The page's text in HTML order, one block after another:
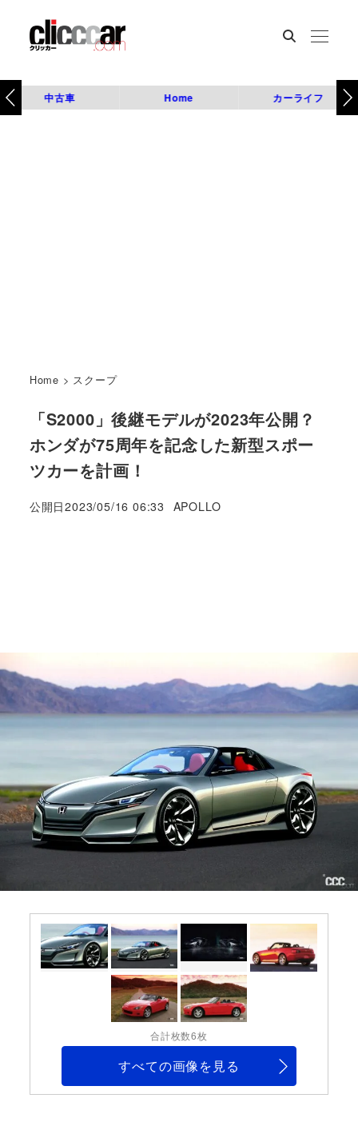
中古車 Home カーライフ
Home > スクープ
「S2000」後継モデルが2023年公開？
ホンダが75周年を記念した新型スポー
ツカーを計画！
公開日2023/05/16 06:33
著
APOLLO
合計枚数6枚
すべての画像を見る